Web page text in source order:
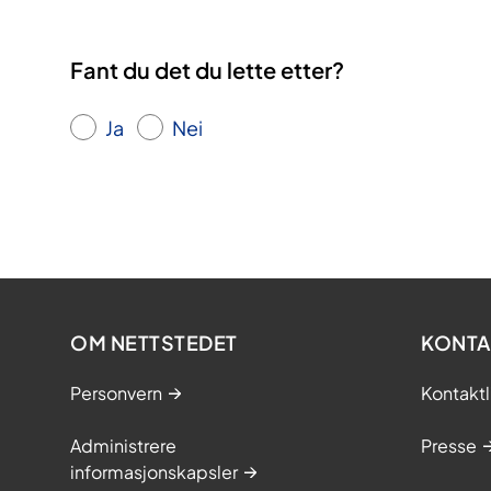
Fant du det du lette etter?
Ja Nei
OM NETTSTEDET
Personvern
Administrere
informasjonskapsler
Presse